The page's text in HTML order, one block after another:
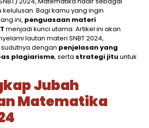
Bagi kamu yang ingin
ini, penguasaan materi
menjadi kunci utama. Artikel ini akan
lautan materi SNBT 2024,
dengan penjelasan yang
plagiarisme, serta strategi jituuntuk
Jubah
Matematika